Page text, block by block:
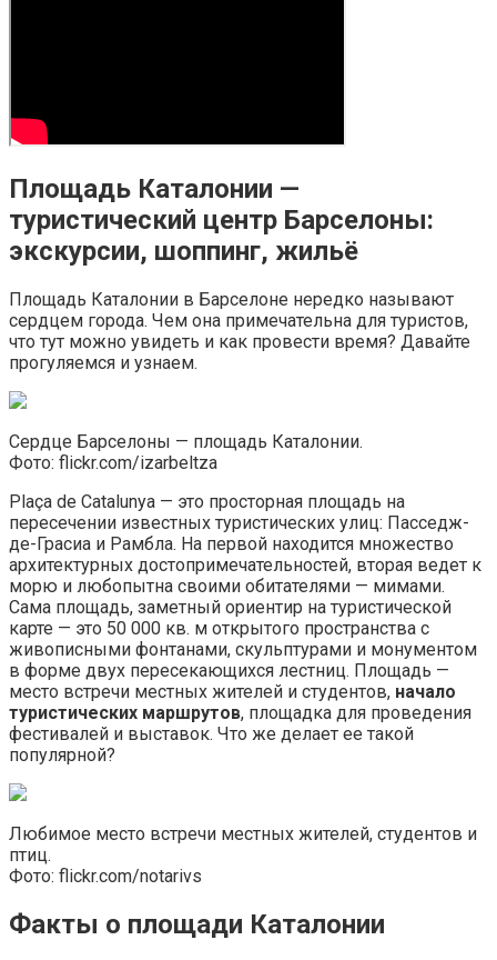
Площадь Каталонии —
туристический центр Барселоны:
экскурсии, шоппинг, жильё
Площадь Каталонии в Барселоне нередко называют
сердцем города. Чем она примечательна для туристов,
что тут можно увидеть и как провести время? Давайте
прогуляемся и узнаем.
Сердце Барселоны — площадь Каталонии.
Фото: flickr.com/izarbeltza
Plaça de Catalunya — это просторная площадь на
пересечении известных туристических улиц: Пасседж-
де-Грасиа и Рамбла. На первой находится множество
архитектурных достопримечательностей, вторая ведет к
морю и любопытна своими обитателями — мимами.
Сама площадь, заметный ориентир на туристической
карте — это 50 000 кв. м открытого пространства с
живописными фонтанами, скульптурами и монументом
в форме двух пересекающихся лестниц. Площадь —
место встречи местных жителей и студентов, начало
туристических маршрутов, площадка для проведения
фестивалей и выставок. Что же делает ее такой
популярной?
Любимое место встречи местных жителей, студентов и
птиц.
Фото: flickr.com/notarivs
Факты о площади Каталонии